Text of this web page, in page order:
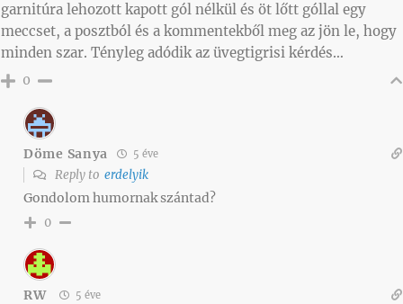
garnitúra lehozott kapott gól nélkül és öt lőtt góllal egy
meccset, a posztból és a kommentekből meg az jön le, hogy
minden szar. Tényleg adódik az üvegtigrisi kérdés…
0
Döme Sanya 5 éve
Reply to erdelyik
Gondolom humornak szántad?
0
RW 5 éve